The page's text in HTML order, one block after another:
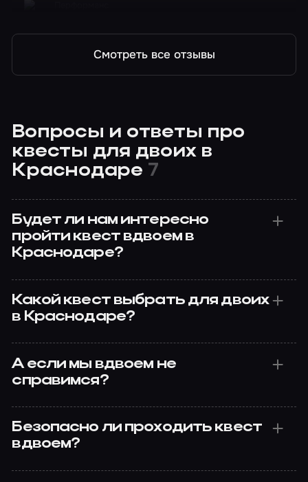
Смотреть все отзывы
Вопросы и ответы про
квесты для двоих в
Краснодаре 7
Будет ли нам интересно
пройти квест вдвоем в
Краснодаре?
Какой квест выбрать для двоих
в Краснодаре?
А если мы вдвоем не
справимся?
Безопасно ли проходить квест
вдвоем?